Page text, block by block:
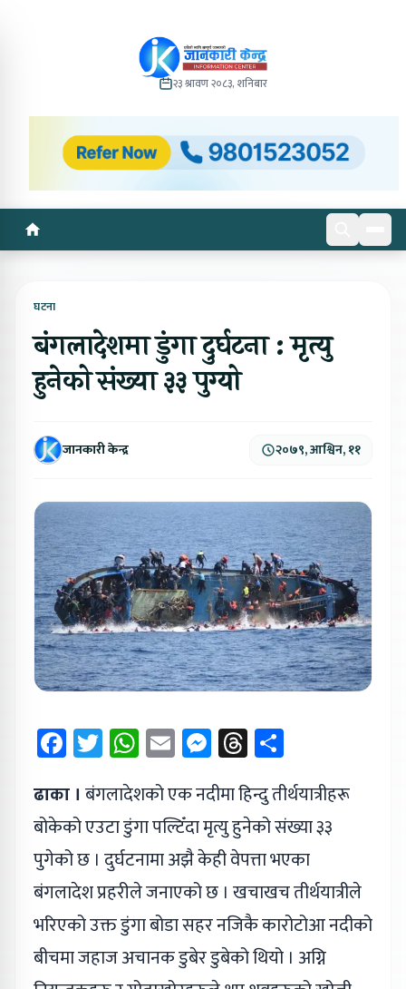
२३ श्रावण २०८३, शनिबार
घटना
बंगलादेशमा डुंगा दुर्घटना : मृत्यु
हुनेको संख्या ३३ पुग्यो
जानकारी केन्द्र २०७९, आश्विन, ११
Facebook
Twitter
WhatsApp
EmailMessenger
Threads
ढाका । बंगलादेशको एक नदीमा हिन्दु तीर्थयात्रीहरू
बोकेको एउटा डुंगा पल्टिँदा मृत्यु हुनेको संख्या ३३
पुगेको छ । दुर्घटनामा अझै केही वेपत्ता भएका
बंगलादेश प्रहरीले जनाएको छ । खचाखच तीर्थयात्रीले
भरिएको उक्त डुंगा बोडा सहर नजिकै कारोटोआ नदीको
बीचमा जहाज अचानक डुबेर डुबेको थियो । अग्नि